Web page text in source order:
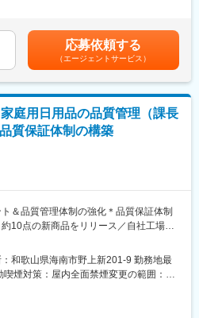
時は大きな満足感を得ることが出来ま
40～50分程度の距離に位置していま
すれば、奈良県・大阪南部へのアクセ
りんくうタウンへは車で1時間程度で
が特徴。家賃相場は1LDKで4.5～6万円
後が目安となります。
まれ、公園や運動施設も点在していま
トア、医療機関など生活インフラは市
常生活で大きな不便を感じる場面はあ
）27名、生産管理部（製品設計・購
創業、140年の歴史を誇る総合日用品
、洗浄剤、入浴剤など、生活に欠かせ
展開しています。
線香の量産化に成功した先駆者として知
超える安定成長を続けています。
世界へ届けています。
業務
定手当を含めた表記です。
応募依頼する
（エージェントサービス）
庭用日用品の品質管理（課長
質保証体制の構築
ト＆品質管理体制の強化＊品質保証体制
10点の新商品をリリース／自社工場を
用品など家庭用日用品を製造・販売す
部門の課長職として、部門全体のマネ
制の強化を担っていただきます。月に
和歌山県海南市野上新201-9 勤務地最
煙対策：屋内全面禁煙変更の範囲：会